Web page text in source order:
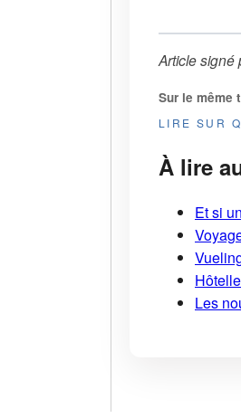
Article signé
Sur le même
LIRE SUR
À lire
Et si
Les